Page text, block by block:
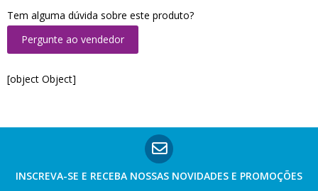
Tem alguma dúvida sobre este produto?
Pergunte ao vendedor
[object Object]
INSCREVA-SE E RECEBA NOSSAS NOVIDADES E PROMOÇÕES